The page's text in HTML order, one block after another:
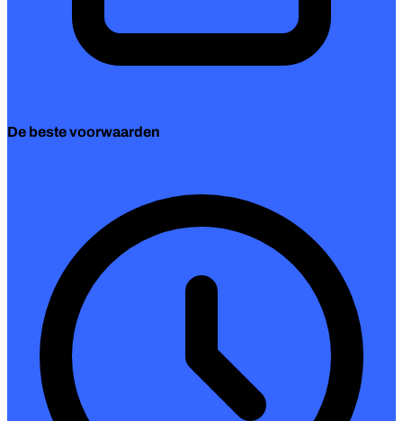
De beste voorwaarden